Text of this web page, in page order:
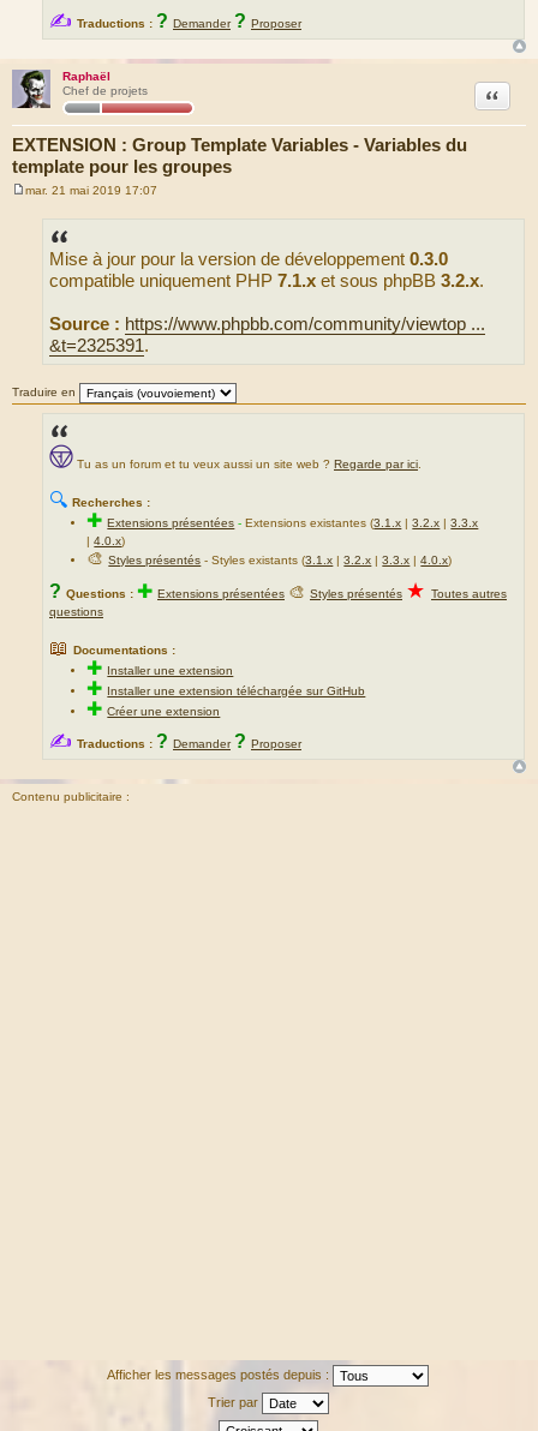
✍ Traductions : ? Demander ? Proposer
Raphaël
Chef de projets
EXTENSION : Group Template Variables - Variables du
template pour les groupes
Citation
mar. 21 mai 2019 17:07
Mise à jour pour la version de développement 0.3.0
compatible uniquement PHP 7.1.x et sous phpBB 3.2.x.
Source : https://www.phpbb.com/community/viewtop ...
&t=2325391.
Traduire en
Tu as un forum et tu veux aussi un site web ? Regarde par ici
🔍 Recherches :
✚Extensions présentées -Extensions existantes (3.1.x |3.2.x |3.3.x
|4.0.x)
🎨Styles présentés - Styles existants (3.1.x |3.2.x |3.3.x |4.0.x)
? Questions : ✚ Extensions présentées 🎨 Styles présentés ★ Toutes autres
questions
📖 Documentations :
✚ Installer une extension
✚ Installer une extension téléchargée sur GitHub
✚Créer une extension
✍ Traductions : ? Demander ? Proposer
Contenu publicitaire :
Afficher les messages postés depuis :
Trier par